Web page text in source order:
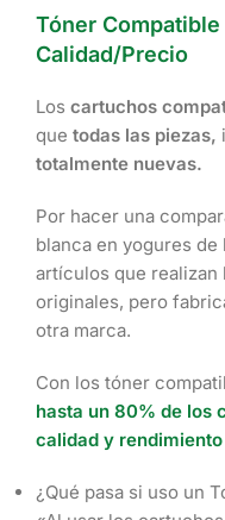
Tóner
Calidad/Precio
Los cartuchos
que todas las piezas,
totalmente nuevas.
Por hacer una
blanca en yogures
artículos que realizan
originales, pero
otra marca.
Con los tóner
hasta un 80% de los
calidad y
¿Qué pasa si uso un